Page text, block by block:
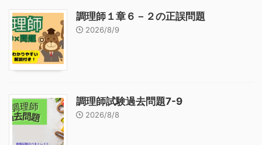
調理師１章６－２の正誤問題
2026/8/9
調理師試験過去問題7-9
2026/8/8